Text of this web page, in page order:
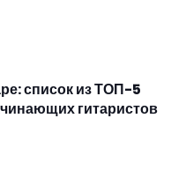
список из ТОП-5
гитаристов